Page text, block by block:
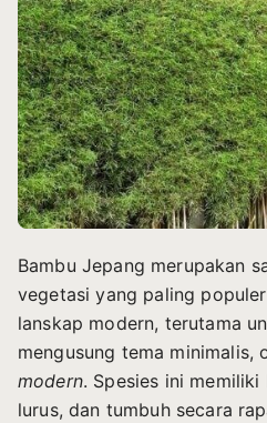
Bambu Jepang merupakan
vegetasi yang paling
lanskap modern, terutama
mengusung tema minimalis,
modern. Spesies ini
lurus, dan tumbuh secara